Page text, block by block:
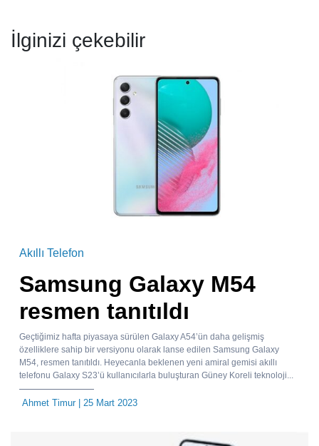
İlginizi çekebilir
Akıllı Telefon
Samsung Galaxy M54
resmen tanıtıldı
Geçtiğimiz hafta piyasaya sürülen Galaxy A54’ün daha gelişmiş
özelliklere sahip bir versiyonu olarak lanse edilen Samsung Galaxy
M54, resmen tanıtıldı. Heyecanla beklenen yeni amiral gemisi akıllı
telefonu Galaxy S23’ü kullanıcılarla buluşturan Güney Koreli teknoloji...
Ahmet Timur| 25 Mart 2023